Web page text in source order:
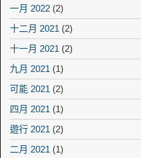
一月 2022 (2)
十二月 2021 (2)
十一月 2021 (2)
九月 2021 (1)
可能 2021 (2)
四月 2021 (1)
遊行 2021 (2)
二月 2021 (1)